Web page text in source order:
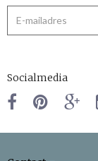
Socialmedia